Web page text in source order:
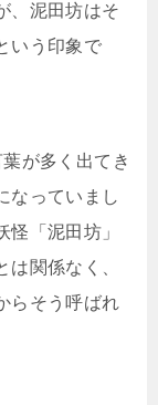
、泥田坊はそ
いう印象で
が多く出てき
なっていまし
「泥田坊」
関係なく、
らそう呼ばれ